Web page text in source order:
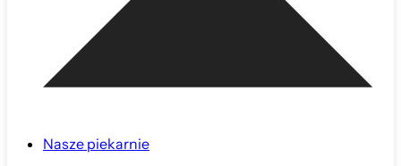
Nasze piekarnie